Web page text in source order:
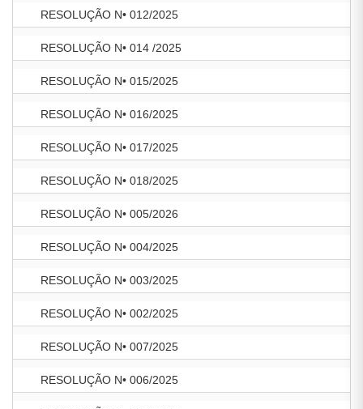
RESOLUÇÃO N• 012/2025
RESOLUÇÃO N• 014 /2025
RESOLUÇÃO N• 015/2025
RESOLUÇÃO N• 016/2025
RESOLUÇÃO N• 017/2025
RESOLUÇÃO N• 018/2025
RESOLUÇÃO N• 005/2026
RESOLUÇÃO N• 004/2025
RESOLUÇÃO N• 003/2025
RESOLUÇÃO N• 002/2025
RESOLUÇÃO N• 007/2025
RESOLUÇÃO N• 006/2025